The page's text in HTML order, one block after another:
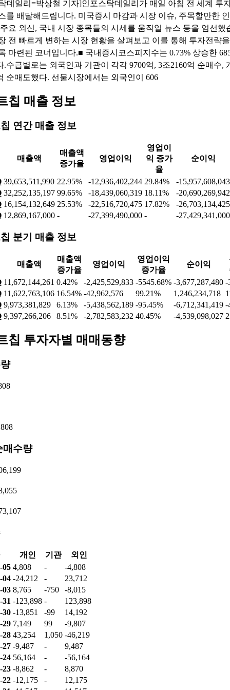
데일리=박상철 기자]인포스탁데일리가 매일 아침 전 세계 투
를 배달해드립니다. 미국증시 마감과 시장 이슈, 주목할만한
요 외신, 국내 시장 종목들의 시세를 움직일 뉴스 등을 엄선했
전 빠르게 변하는 시장 현황을 살펴보고 이를 통해 투자전략
마련된 코너입니다.■ 국내증시코스피지수는 0.73% 상승한
.수급별로는 외국인과 기관이 각각 9700억, 3조2160억 순매수,
순매도했다. 선물시장에서는 외국인이 606
칩 매출 정보
연간 매출 정보
매출액
매출액
증가율
영업이익
영업이
익 증가
율
순이익
39,653,511,990 22.95% -12,936,402,244 29.84%
-15,957,608,043
32,252,135,197 99.65% -18,439,060,319 18.11%
-20,690,269,942
16,154,132,649 25.53% -22,516,720,475 17.82%
-26,703,134,425
12,869,167,000 - -27,399,490,000 - -27,429,341,000
분기 매출 정보
매출액
매출액
증가율
영업이익
영업이익
증가율
순이익
11,672,144,261 0.42% -2,425,529,833 -5545.68% -3,677,287,480 -
11,622,763,106 16.54% -42,962,576 99.21% 1,246,234,718
9,973,381,829 6.13% -5,438,562,189 -95.45% -6,712,341,419 -
9,397,266,206 8.51% -2,782,583,232 40.45% -4,539,098,027
칩 투자자별 매매동향
매수량
개인 기관
외인
05 4,808 -
-4,808
04 -24,212 -
23,712
03 8,765 -750
-8,015
31 -123,898 -
123,898
30 -13,851 -99
14,192
29 7,149 99
-9,807
28 43,254 1,050 -46,219
27 -9,487 -
9,487
24 56,164 -
-56,164
23 -8,862 -
8,870
22 -12,175 -
12,175